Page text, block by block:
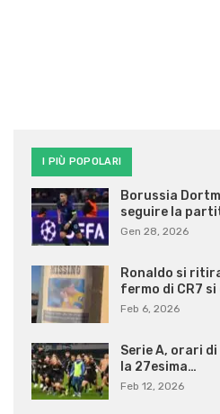
I PIÙ POPOLARI
Borussia
seguire la
Gen 28, 2026
Ronaldo si
fermo di CR7 si
Feb 6, 2026
Serie A, orari
la 27esima…
Feb 12, 2026